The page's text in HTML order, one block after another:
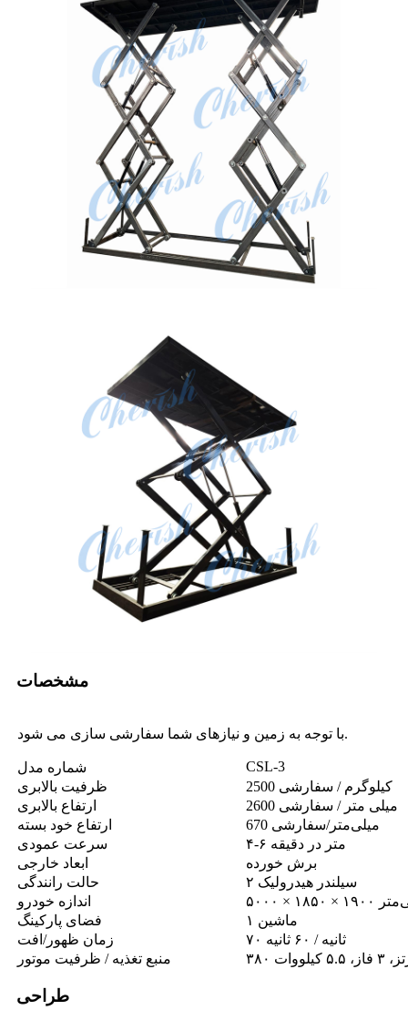
مشخصات
با توجه به زمین و نیازهای شما سفارشی سازی می شود.
شماره مدل
CSL-3
ظرفیت بالابری
2500 کیلوگرم / سفارشی
ارتفاع بالابری
2600 میلی متر / سفارشی
ارتفاع خود بسته
670 میلی‌متر/سفارشی
سرعت عمودی
۴-۶ متر در دقیقه
ابعاد خارجی
برش خورده
حالت رانندگی
۲ سیلندر هیدرولیک
اندازه خودرو
میلی‌متر
فضای پارکینگ
۱ ماشین
زمان ظهور/افت
۷۰ ثانیه / ۶۰ ثانیه
منبع تغذیه / ظرفیت موتور
طراحی